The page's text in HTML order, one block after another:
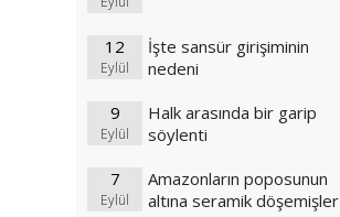
12
Eylül
İşte sansür girişiminin
nedeni
9
Eylül
Halk arasında bir garip
söylenti
7
Eylül
Amazonların poposunun
altına seramik döşemişler